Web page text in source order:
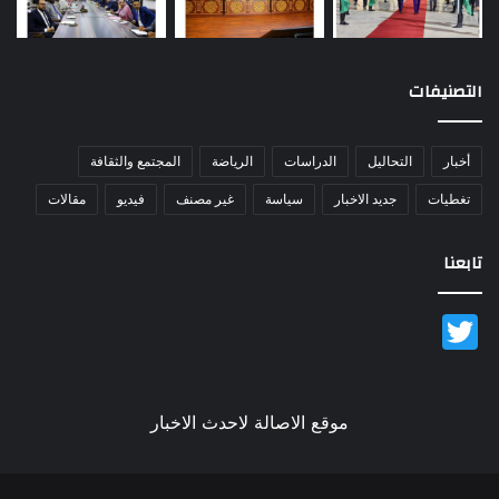
التصنيفات
أخبار التحاليل الدراسات الرياضة المجتمع والثقافة
تغطيات جديد الاخبار سياسة غير مصنف فيديو مقالات
تابعنا
موقع الاصالة لاحدث الاخبار